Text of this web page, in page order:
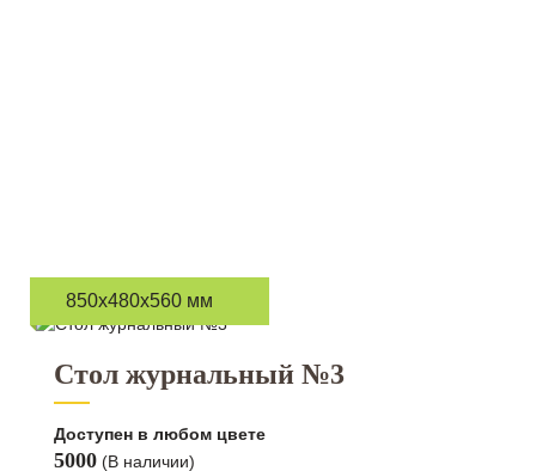
850x480x560 мм
Стол журнальный №3
Доступен в любом цвете
5000 (В наличии)